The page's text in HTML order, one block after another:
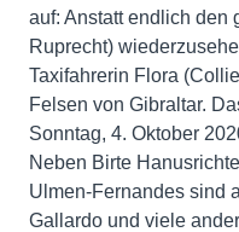
auf: Anstatt endlich den
Ruprecht)
Taxifahrerin Flora
Felsen von Gibraltar.
Sonntag, 4. Oktober
Neben Birte
Ulmen-Fernandes sind
Gallardo und viele